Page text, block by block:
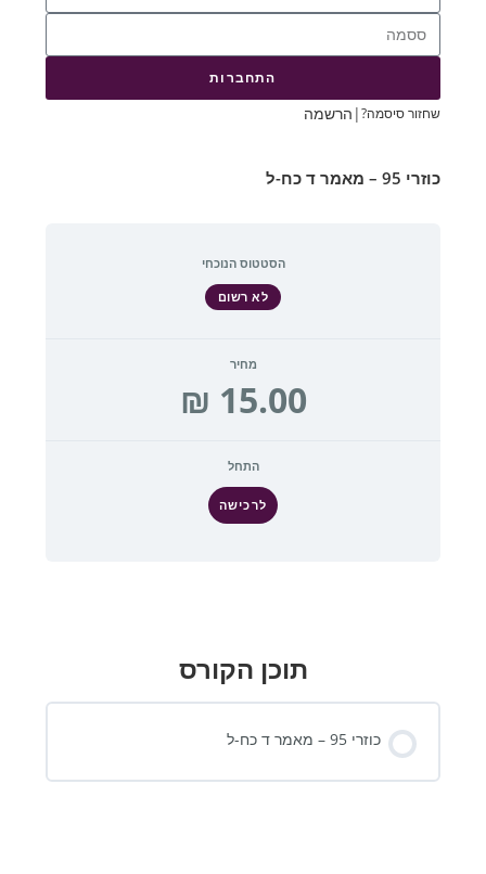
התחברות
שחזור סיסמה?| הרשמה
כוזרי 95 – מאמר ד כח-ל
הסטטוס הנוכחי
לא רשום
מחיר
התחל
לרכישה
תוכן הקורס
כוזרי 95 – מאמר ד כח-ל